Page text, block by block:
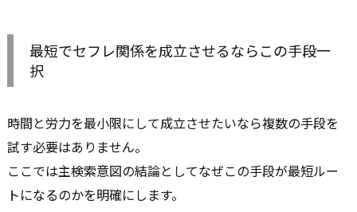
最短でセフレ関係を成立させるならこの手段一
択
時間と労力を最小限にして成立させたいなら複数の手段を
試す必要はありません。
ここでは主検索意図の結論としてなぜこの手段が最短ルー
トになるのかを明確にします。